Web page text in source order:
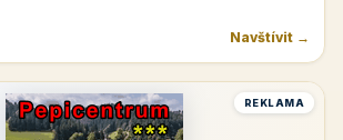
Navštívit →
REKLAMA